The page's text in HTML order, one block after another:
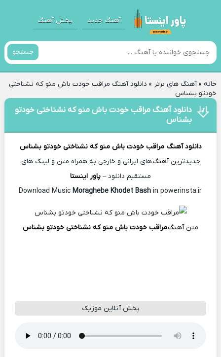
آهنگ جدید پخش آهنگ
جستجو
خانه»آهنگ های برتر » دانلود آهنگ مراقب خودت باش منو که نشناختی
خودتو بشناس
دانلود آهنگ مراقب خودت باش منو که نشناختی خودتو
بشناس
دانلود آهنگ مراقب خودت باش منو که نشناختی خودتو بشناس
جدیدترینآهنگهای ایرانی و خارجی به همراه متن و لینک های
مستقیم دانلود – پاور اینستا
Moraghebe Khodet Bash in powerinsta.ir
متنآهنگمراقب خودت باش منو که نشناختی خودتو بشناس
پخش آنلاین موزیک